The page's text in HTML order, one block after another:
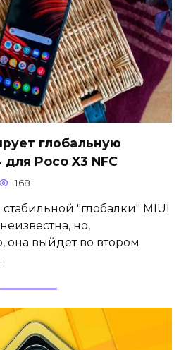
глобальную
Poco X3 NFC
168
"глобалки" MIUI
но,
она выйдет во втором